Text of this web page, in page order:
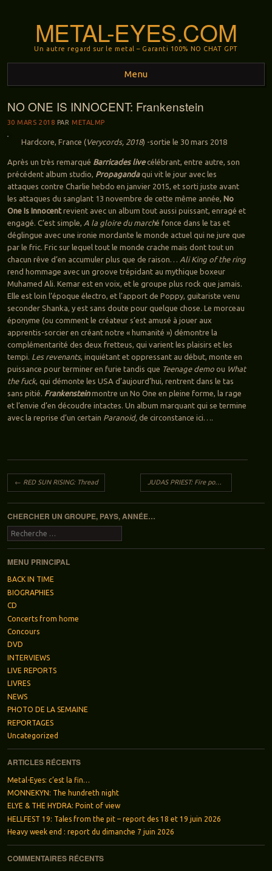
METAL-EYES.COM
Un autre regard sur le metal – Garanti 100% NO CHAT GPT
Menu
Aller au contenu principal
NO ONE IS INNOCENT: Frankenstein
30 MARS 2018 PAR METALMP
Hardcore, France (Verycords, 2018) -sortie le 30 mars 2018
Après un très remarqué Barricades livecélébrant, entre autre, son
précédent album studio, Propagandaqui vit le jour avec les
attaques contre Charlie hebdo en janvier 2015, et sorti juste avant
les attaques du sanglant 13 novembre de cette même année, No
One Is Innocentrevient avec un album tout aussi puissant, enragé et
engagé. C’est simple, A la gloire du marché fonce dans le tas et
déglingue avec une ironie mordante le monde actuel qui ne jure que
par le fric. Fric sur lequel tout le monde crache mais dont tout un
chacun rêve d’en accumuler plus que de raison… Ali King of the ring
rend hommage avec un groove trépidant au mythique boxeur
Muhamed Ali. Kemar est en voix, et le groupe plus rock que jamais.
Elle est loin l’époque électro, et l’apport de Poppy, guitariste venu
seconder Shanka, y est sans doute pour quelque chose. Le morceau
éponyme (ou comment le créateur s’est amusé à jouer aux
apprentis-sorcier en créant notre « humanité ») démontre la
complémentarité des deux fretteus, qui varient les plaisirs et les
tempi. Les revenants, inquiétant et oppressant au début, monte en
puissance pour terminer en furie tandis que Teenage demoou What
the fuck, qui démonte les USA d’aujourd’hui, rentrent dans le tas
sans pitié. Frankensteinmontre un No One en pleine forme, la rage
et l’envie d’en découdre intactes. Un album marquant qui se termine
avec la reprise d’un certain Paranoid, de circonstance ici….
Navigation des articles
← RED SUN RISING: Thread JUDAS PRIEST: Fire power
CHERCHER UN GROUPE, PAYS, ANNÉE…
Recherche
MENU PRINCIPAL
BACK IN TIME
BIOGRAPHIES
CD
Concerts from home
Concours
DVD
INTERVIEWS
LIVE REPORTS
LIVRES
NEWS
PHOTO DE LA SEMAINE
REPORTAGES
Uncategorized
ARTICLES RÉCENTS
Metal-Eyes: c’est la fin…
MONNEKYN: The hundreth night
ELYE & THE HYDRA: Point of view
HELLFEST 19: Tales from the pit – report des 18 et 19 juin 2026
Heavy week end : report du dimanche 7 juin 2026
COMMENTAIRES RÉCENTS